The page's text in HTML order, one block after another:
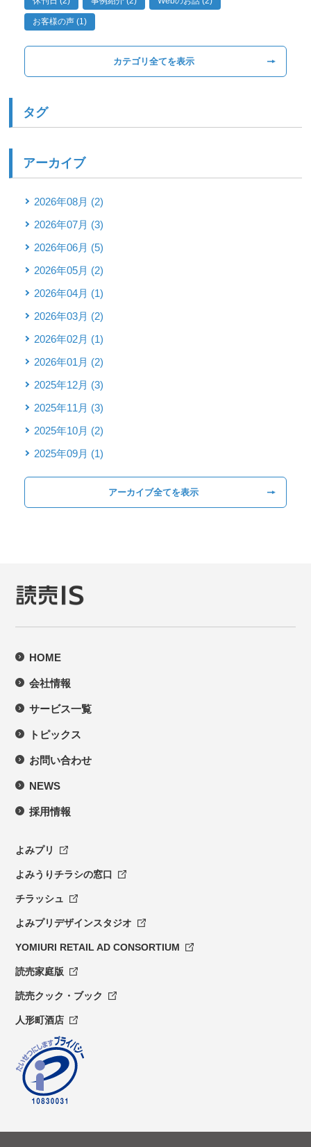
お客様の声 (1)
カテゴリ全てを表示
タグ
アーカイブ
2026年08月 (2)
2026年07月 (3)
2026年06月 (5)
2026年05月 (2)
2026年04月 (1)
2026年03月 (2)
2026年02月 (1)
2026年01月 (2)
2025年12月 (3)
2025年11月 (3)
2025年10月 (2)
2025年09月 (1)
アーカイブ全てを表示
HOME
会社情報
サービス一覧
トピックス
お問い合わせ
NEWS
採用情報
よみプリ
よみうりチラシの窓口
チラッシュ
よみプリデザインスタジオ
YOMIURI RETAIL AD CONSORTIUM
読売家庭版
読売クック・ブック
人形町酒店